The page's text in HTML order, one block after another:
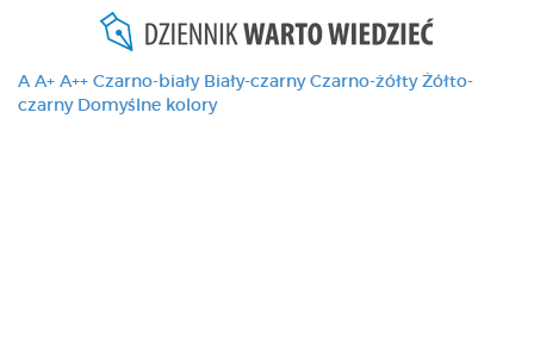
A A+ A++ Czarno-biały Biały-czarny Czarno-żółty Żółto-
czarny Domyślne kolory